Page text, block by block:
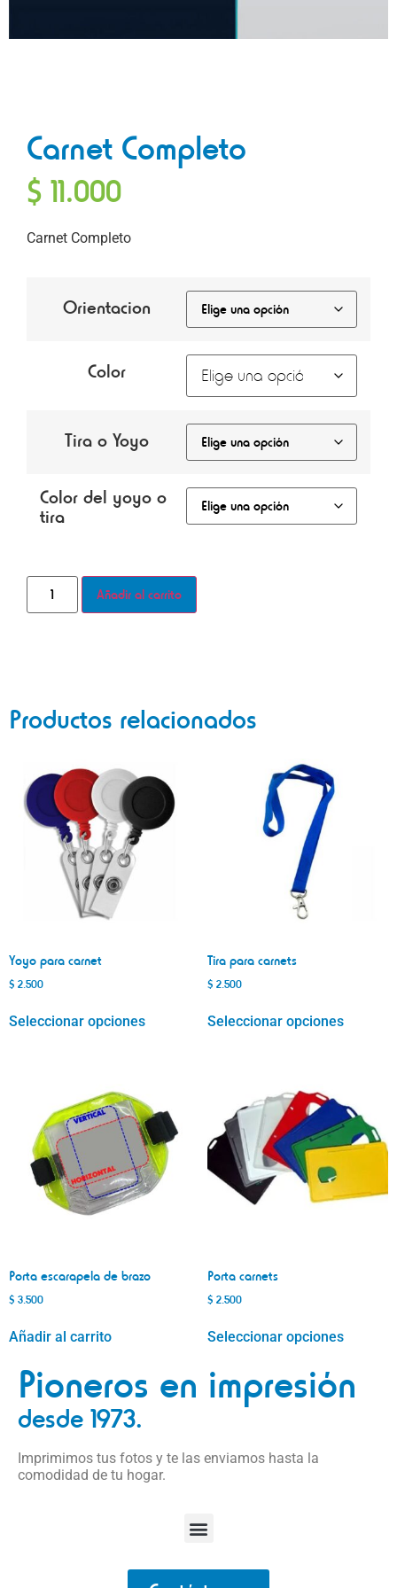
Carnet Completo
$ 11.000
Carnet Completo
Orientacion
Color
Tira o Yoyo
Color del yoyo o
tira
Añadir al carrito
Productos relacionados
Yoyo para carnet
$ 2.500
Seleccionar opciones
Tira para carnets
$ 2.500
Seleccionar opciones
Porta escarapela de brazo
$ 3.500
Añadir al carrito
Porta carnets
$ 2.500
Seleccionar opciones
Pioneros en impresión
desde 1973.
Imprimimos tus fotos y te las enviamos hasta la
comodidad de tu hogar.